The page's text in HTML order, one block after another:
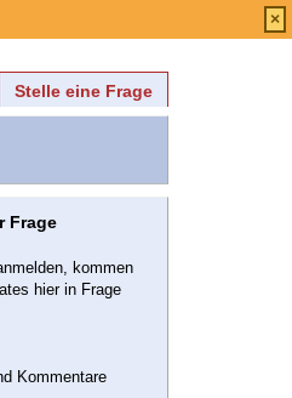
Stelle eine Frage
Frage
kommen
hier in Frage
Kommentare
×